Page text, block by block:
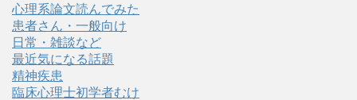
心理系論文読んでみた
患者さん・一般向け
日常・雑談など
最近気になる話題
精神疾患
臨床心理士初学者むけ